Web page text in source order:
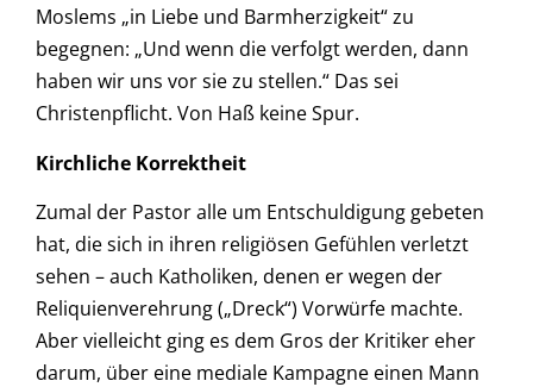
Moslems „in Liebe und Barmherzigkeit“ zu
begegnen: „Und wenn die verfolgt werden, dann
haben wir uns vor sie zu stellen.“ Das sei
Christenpflicht. Von Haß keine Spur.
Kirchliche Korrektheit
Zumal der Pastor alle um Entschuldigung gebeten
hat, die sich in ihren religiösen Gefühlen verletzt
sehen – auch Katholiken, denen er wegen der
Reliquienverehrung („Dreck“) Vorwürfe machte.
Aber vielleicht ging es dem Gros der Kritiker eher
darum, über eine mediale Kampagne einen Mann